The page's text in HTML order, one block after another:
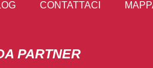
CONTATTACI
PARTNER